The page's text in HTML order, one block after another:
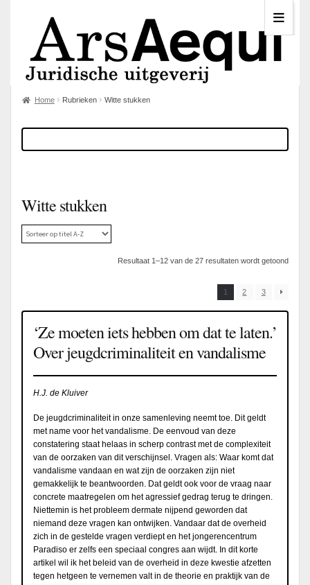
Home Rubrieken Witte stukken
Witte stukken
Resultaat 1–12 van de 27 resultaten wordt getoond
1 2 3
‘Ze moeten iets hebben om dat te laten.’
Over jeugdcriminaliteit en vandalisme
H.J. de Kluiver
De jeugdcriminaliteit in onze samenleving neemt toe. Dit geldt
met name voor het vandalisme. De eenvoud van deze
constatering staat helaas in scherp contrast met de complexiteit
van de oorzaken van dit verschijnsel. Vragen als: Waar komt dat
vandalisme vandaan en wat zijn de oorzaken zijn niet
gemakkelijk te beantwoorden. Dat geldt ook voor de vraag naar
concrete maatregelen om het agressief gedrag terug te dringen.
Niettemin is het probleem dermate nijpend geworden dat
niemand deze vragen kan ontwijken. Vandaar dat de overheid
zich in de gestelde vragen verdiept en het jongerencentrum
Paradiso er zelfs een speciaal congres aan wijdt. In dit korte
artikel wil ik het beleid van de overheid in deze kwestie afzetten
tegen hetgeen te vernemen valt in de theorie en praktijk van de